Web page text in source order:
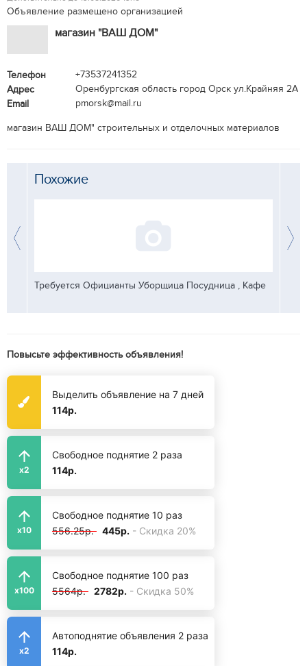
Объявление размещено организацией
магазин "ВАШ ДОМ"
Телефон
+73537241352
Адрес
Оренбургская область город Орск ул.Крайняя 2А
Email
pmorsk@mail.ru
магазин ВАШ ДОМ" строительных и отделочных материалов
Похожие
Требуется Официанты Уборщица Посудница , Кафе
Повысьте эффективность объявления!
Выделить объявление на 7 дней
114р.
x2
Свободное поднятие 2 раза
114р.
x10
Свободное поднятие 10 раз
556.25р. 445р. - Скидка 20%
x100
Свободное поднятие 100 раз
5564р. 2782р. - Скидка 50%
x2
Автоподнятие объявления 2 раза
114р.